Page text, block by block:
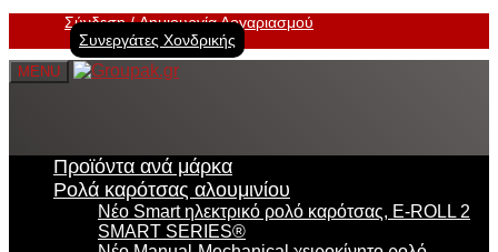
Σύνδεση
Δημιουργία Λογαριασμού
Συνεργάτες Χονδρικής
MENU
Προϊόντα ανά μάρκα
Ρολά καρότσας αλουμινίου
Νέο Smart ηλεκτρικό ρολό καρότσας, E-ROLL 2
SMART SERIES®